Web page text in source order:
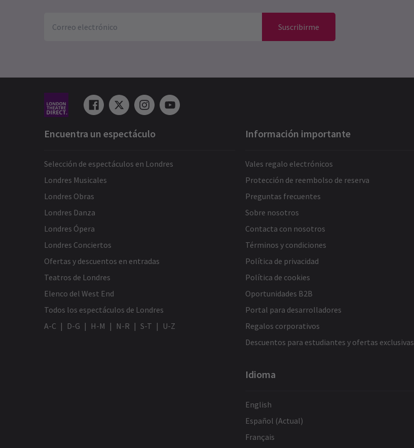
Suscribirme
Encuentra un espectáculo
Selección de espectáculos en Londres
Londres Musicales
Londres Obras
Londres Danza
Londres Ópera
Londres Conciertos
Ofertas y descuentos en entradas
Teatros de Londres
Elenco del West End
Todos los espectáculos de Londres
A-C
D-G H-M N-R S-T U-Z
Información importante
Vales regalo electrónicos
Protección de reembolso de reserva
Preguntas frecuentes
Sobre nosotros
Contacta con nosotros
Términos y condiciones
Política de privacidad
Política de cookies
Oportunidades B2B
Portal para desarrolladores
Regalos corporativos
Descuentos para estudiantes y ofertas exclusivas
Idioma
English
Español (Actual)
Français